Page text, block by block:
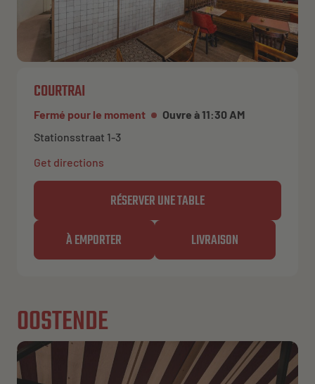
COURTRAI
Fermé pour le moment
Ouvre à 11:30 AM
Stationsstraat 1-3
Get directions
RÉSERVER UNE TABLE
À EMPORTER
LIVRAISON
OOSTENDE